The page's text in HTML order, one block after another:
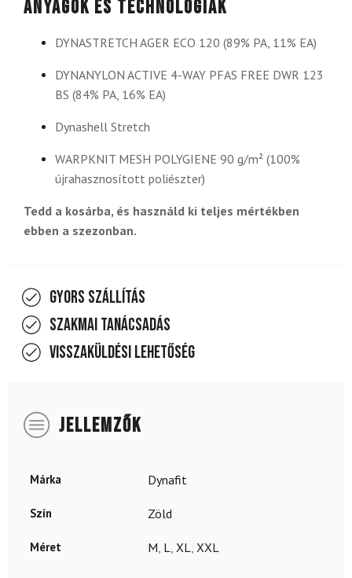
Anyagok és technológiák
DYNASTRETCH AGER ECO 120 (89% PA, 11% EA)
DYNANYLON ACTIVE 4-WAY PFAS FREE DWR 123
BS (84% PA, 16% EA)
Dynashell Stretch
WARPKNIT MESH POLYGIENE 90 g/m² (100%
újrahasznosított poliészter)
Tedd a kosárba, és használd ki teljes mértékben
ebben a szezonban.
Gyors szállítás
Szakmai tanácsadás
Visszaküldési lehetőség
JELLEMZŐK
Márka Dynafit
Szín Zöld
Méret M L XL XXL